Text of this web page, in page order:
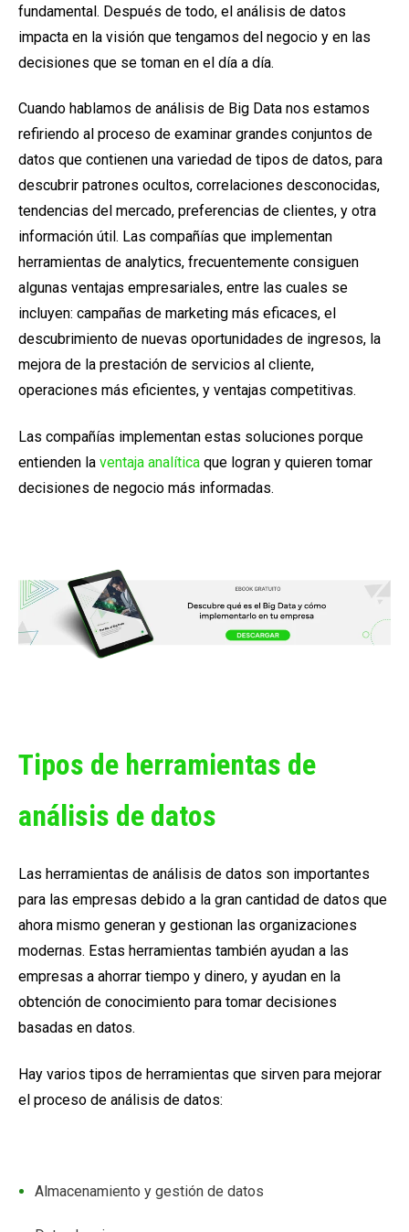
fundamental. Después de todo, el análisis de datos
impacta en la visión que tengamos del negocio y en las
decisiones que se toman en el día a día.
Cuando hablamos de análisis de Big Data nos estamos
refiriendo al proceso de examinar grandes conjuntos de
datos que contienen una variedad de tipos de datos, para
descubrir patrones ocultos, correlaciones desconocidas,
tendencias del mercado, preferencias de clientes, y otra
información útil. Las compañías que implementan
herramientas de analytics, frecuentemente consiguen
algunas ventajas empresariales, entre las cuales se
incluyen: campañas de marketing más eficaces, el
descubrimiento de nuevas oportunidades de ingresos, la
mejora de la prestación de servicios al cliente,
operaciones más eficientes, y ventajas competitivas.
Las compañías implementan estas soluciones porque
entienden la ventaja analítica que logran y quieren tomar
decisiones de negocio más informadas.
Tipos de herramientas de
análisis de datos
Las herramientas de análisis de datos son importantes
para las empresas debido a la gran cantidad de datos que
ahora mismo generan y gestionan las organizaciones
modernas. Estas herramientas también ayudan a las
empresas a ahorrar tiempo y dinero, y ayudan en la
obtención de conocimiento para tomar decisiones
basadas en datos.
Hay varios tipos de herramientas que sirven para mejorar
el proceso de análisis de datos:
Almacenamiento y gestión de datos